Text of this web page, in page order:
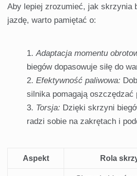
Aby lepiej zrozumieć, jak skrzynia
jazdę, warto pamiętać o:
Adaptacja momentu
biegów dopasowuje siłę do
Efektywność paliwowa:
silnika pomagają oszczędzać
Torsja: Dzięki skrzyni
radzi sobie na zakrętach i
Aspekt Rola